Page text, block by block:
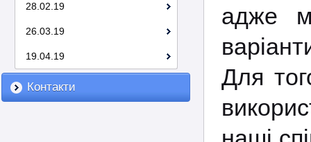
28.02.19
26.03.19
19.04.19
Контакти
адже
Для